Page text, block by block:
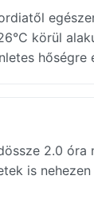
körül
hőségre
2.0 óra
is